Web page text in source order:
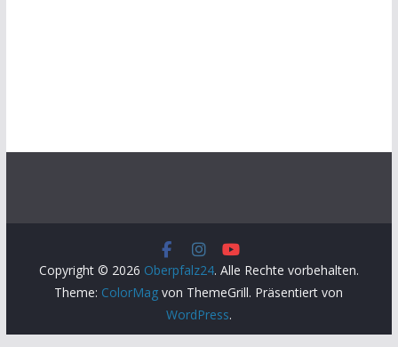
Copyright © 2026 Oberpfalz24. Alle Rechte vorbehalten.
Theme: ColorMag von ThemeGrill. Präsentiert von
WordPress.